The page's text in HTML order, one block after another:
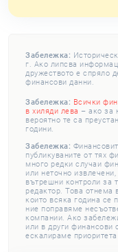
Забележка:
г. Ако липсва
дружеството е спряло
финансови данни.
Забележка: Всички
в хиляди лева – ако за
вероятно те са
години.
Забележка:
публикуваните от тях
много редки случаи
или неточно
вътрешни контроли за
редактор. Това отнема
които всяка година се
ние поправяме
компании. Ако
или в други финансови
ескалираме